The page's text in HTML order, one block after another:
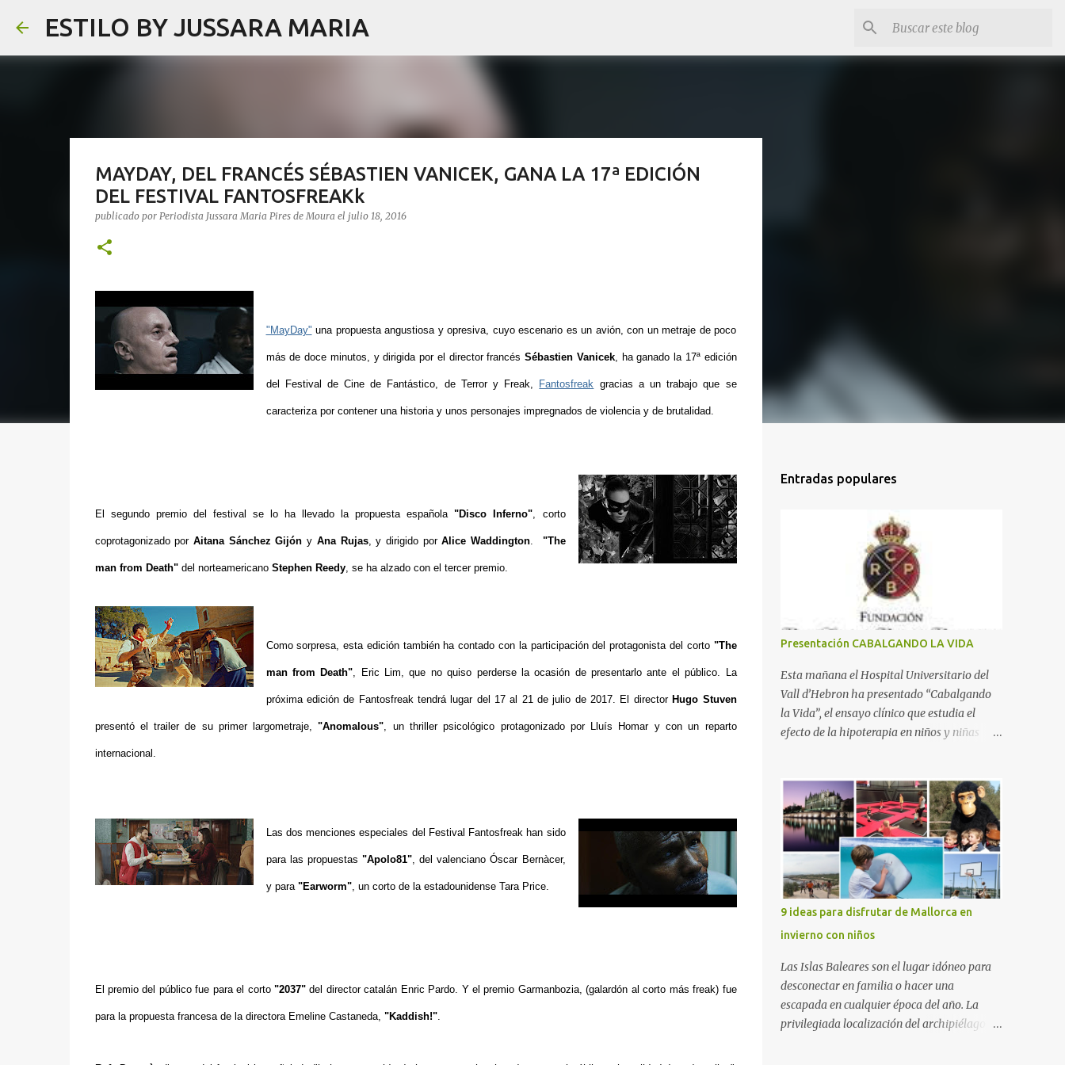
ESTILO BY JUSSARA MARIA
MAYDAY, DEL FRANCÉS SÉBASTIEN VANICEK, GANA LA 17ª EDICIÓN
DEL FESTIVAL FANTOSFREAKk
publicado por Periodista Jussara Maria Pires de Moura el julio 18, 2016
"MayDay" una propuesta angustiosa y opresiva, cuyo escenario es un avión, con un metraje de poco
más de doce minutos, y dirigida por el director francés Sébastien Vanicek, ha ganado la 17ª edición
del Festival de Cine de Fantástico, de Terror y Freak, Fantosfreak gracias a un trabajo que se
caracteriza por contener una historia y unos personajes impregnados de violencia y de brutalidad.
El segundo premio del festival se lo ha llevado la propuesta española"Disco Inferno", corto
coprotagonizado por Aitana Sánchez Gijón y Ana Rujas, y dirigido porAlice Waddington. "The
man from Death"del norteamericano Stephen Reedy, se ha alzado con el tercer premio.
Como sorpresa, esta edición también ha contado con la participación del protagonista del corto "The
man from Death", Eric Lim, que no quiso perderse la ocasión de presentarlo ante el público. La
próxima edición de Fantosfreak tendrá lugar del 17 al 21 de julio de 2017. El director Hugo Stuven
presentó el trailer de su primer largometraje,"Anomalous", un thriller psicológico protagonizado por Lluís Homar y con un reparto
internacional.
Las dos menciones especiales del Festival Fantosfreak han sido
para las propuestas "Apolo81", del valenciano Óscar Bernàcer,
y para "Earworm", un corto de la estadounidense Tara Price.
El premio del público fue para el corto "2037"del director catalán Enric Pardo. Y el premio Garmanbozia, (galardón al corto más freak) fue
para la propuesta francesa de la directora Emeline Castaneda, "Kaddish!".
Entradas populares
Presentación CABALGANDO LA VIDA
Esta mañana el Hospital Universitario del
Vall d’Hebron ha presentado “Cabalgando
la Vida”, el ensayo clínico que estudia el
efecto de la hipoterapia en niños y niñas
Gimbernat, con el apoyo de la Asociación
Española contra el Cáncer (AEECC) y la
Fundación Federica Cerdá. La presentación
ha contado con la presencia de Emilio Zegrí,
presidente de la Fundación RCPB; la Dra.
Anna Llort, adjunta del Servicio de
Oncología Pediátrica del Hospital Vall
d’Hebron e investigadora del grupo de
Investigación Traslacional en Cáncer en la
Infancia y la Adolescencia del Vall d’Hebron
Instituto de Investigación (VHIR); Anna Saló,
psicóloga del Servicio de Oncología
Pediátrica del Vall d’Hebron y del grupo de
9 ideas para disfrutar de Mallorca en
invierno con niños
Las Islas Baleares son el lugar idóneo para
desconectar en familia o hacer una
escapada en cualquier época del año. La
privilegiada localización del archipiélago